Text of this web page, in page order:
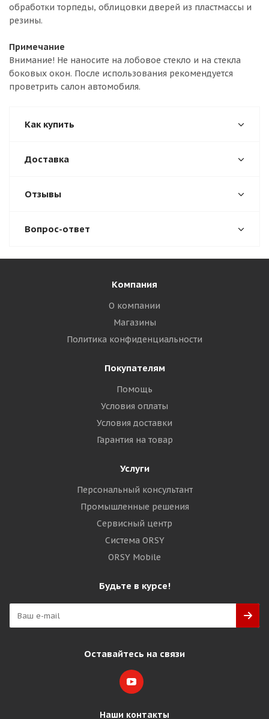
обработки торпеды, облицовки дверей из пластмассы и
резины.
Примечание
Внимание! Не наносите на лобовое стекло и на стекла
боковых окон. После использования рекомендуется
проветрить салон автомобиля.
Как купить
Доставка
Отзывы
Вопрос-ответ
Компания
О компании
Магазины
Политика конфиденциальности
Покупателям
Помощь
Условия оплаты
Условия доставки
Гарантия на товар
Услуги
Персональный консультант
Промышленные решения
Сервисный центр
Система ORSY
ORSY Mobile
Будьте в курсе!
Оставайтесь на связи
Наши контакты